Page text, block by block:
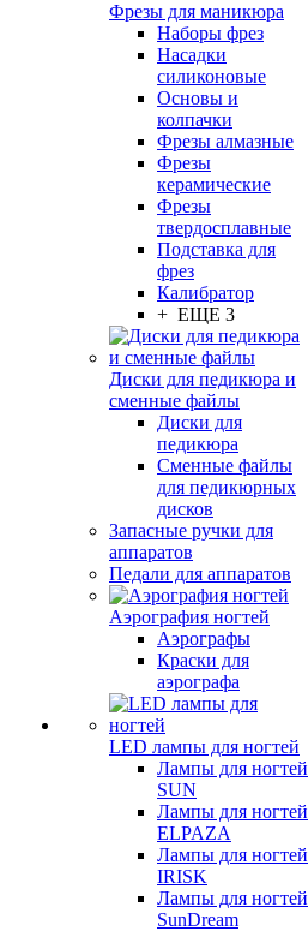
Фрезы для маникюра
Наборы фрез
Насадки
силиконовые
Основы и
колпачки
Фрезы алмазные
Фрезы
керамические
Фрезы
твердосплавные
Подставка для
фрез
Калибратор
+ ЕЩЕ 3
Диски для педикюра и
сменные файлы
Диски для
педикюра
Сменные файлы
для педикюрных
дисков
Запасные ручки для
аппаратов
Педали для аппаратов
Аэрография ногтей
Аэрографы
Краски для
аэрографа
LED лампы для ногтей
Лампы для ногтей
SUN
Лампы для ногтей
ELPAZA
Лампы для ногтей
IRISK
Лампы для ногтей
SunDream